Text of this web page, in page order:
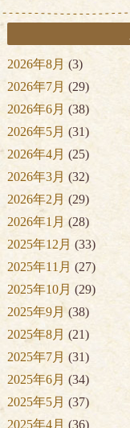
2026年8月 (3)
2026年7月 (29)
2026年6月 (38)
2026年5月 (31)
2026年4月 (25)
2026年3月 (32)
2026年2月 (29)
2026年1月 (28)
2025年12月 (33)
2025年11月 (27)
2025年10月 (29)
2025年9月(38)
2025年8月 (21)
2025年7月 (31)
2025年6月 (34)
2025年5月 (37)
2025年4月 (36)